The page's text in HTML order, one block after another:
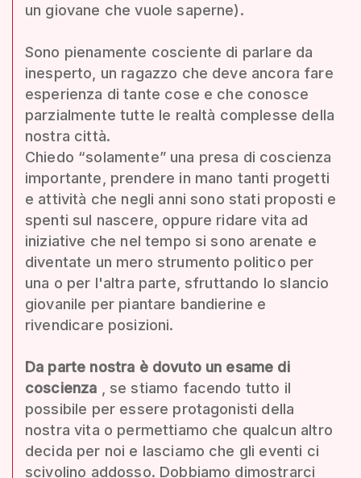
un giovane che vuole saperne).
Sono pienamente cosciente di parlare da
inesperto, un ragazzo che deve ancora fare
esperienza di tante cose e che conosce
parzialmente tutte le realtà complesse della
nostra città.
Chiedo “solamente” una presa di coscienza
importante, prendere in mano tanti progetti
e attività che negli anni sono stati proposti e
spenti sul nascere, oppure ridare vita ad
iniziative che nel tempo si sono arenate e
diventate un mero strumento politico per
una o per l'altra parte, sfruttando lo slancio
giovanile per piantare bandierine e
rivendicare posizioni.
Da parte nostra è dovuto un esame di
coscienza , se stiamo facendo tutto il
possibile per essere protagonisti della
nostra vita o permettiamo che qualcun altro
decida per noi e lasciamo che gli eventi ci
scivolino addosso. Dobbiamo dimostrarci